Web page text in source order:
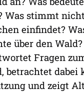
Was stimmt
einfindet?
über den
Fragen
betrachtet
und zeigt